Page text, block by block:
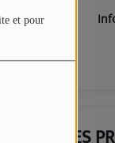
et pour